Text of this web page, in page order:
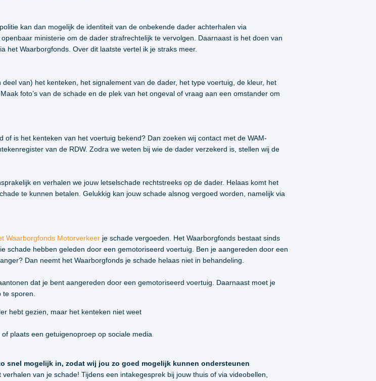
kan dan mogelijk de identiteit van de onbekende dader achterhalen via
ministerie om de dader strafrechtelijk te vervolgen. Daarnaast is het doen van
het Waarborgfonds. Over dit laatste vertel ik je straks meer.
van) het kenteken, het signalement van de dader, het type voertuig, de kleur, het
foto’s van de schade en de plek van het ongeval of vraag aan een omstander om
is het kenteken van het voertuig bekend? Dan zoeken wij contact met de WAM-
van de RDW. Zodra we weten bij wie de dader verzekerd is, stellen wij de
en verhalen we jouw letselschade rechtstreeks op de dader. Helaas komt het
te kunnen betalen. Gelukkig kan jouw schade alsnog vergoed worden, namelijk via
Waarborgfonds Motorverkeer je schade vergoeden. Het Waarborgfonds bestaat sinds
schade hebben geleden door een gemotoriseerd voertuig. Ben je aangereden door een
Dan neemt het Waarborgfonds je schade helaas niet in behandeling.
dat je bent aangereden door een gemotoriseerd voertuig. Daarnaast moet je
te sporen.
hebt gezien, maar het kenteken niet weet
plaats een getuigenoproep op sociale media
snel mogelijk in, zodat wij jou zo goed mogelijk kunnen ondersteunen
van je schade! Tijdens een intakegesprek bij jouw thuis of via videobellen,